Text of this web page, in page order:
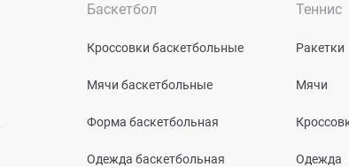
Баскетбол
Кроссовки баскетбольные
Мячи баскетбольные
Форма баскетбольная
Одежда баскетбольная
Теннис
Ракетки
Мячи
Одежда